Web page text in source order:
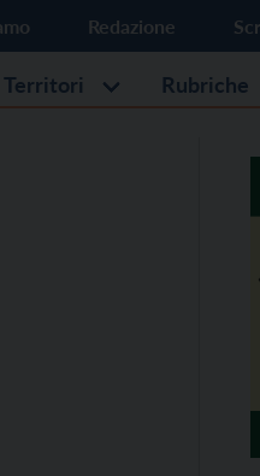
Redazione
Territori Rubriche